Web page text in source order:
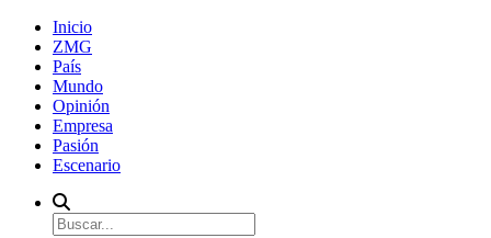
Inicio
ZMG
País
Mundo
Opinión
Empresa
Pasión
Escenario